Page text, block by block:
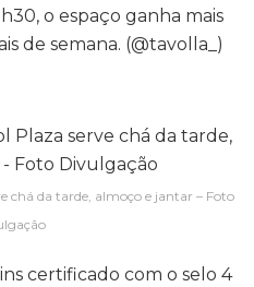
o espaço ganha mais
de semana. (@tavolla_)
chá da tarde, almoço e jantar – Foto
certificado com o selo 4